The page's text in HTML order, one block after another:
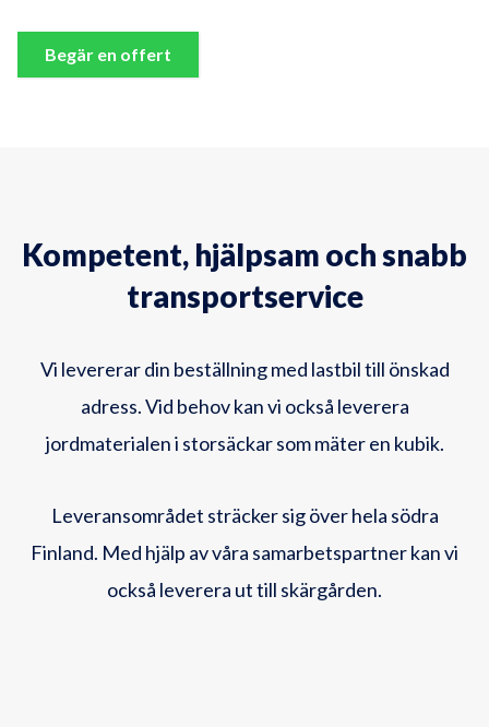
Begär en offert
Kompetent, hjälpsam och snabb
transportservice
Vi levererar din beställning med lastbil till önskad
adress. Vid behov kan vi också leverera
jordmaterialen i storsäckar som mäter en kubik.
Leveransområdet sträcker sig över hela södra
Finland. Med hjälp av våra samarbetspartner kan vi
också leverera ut till skärgården.